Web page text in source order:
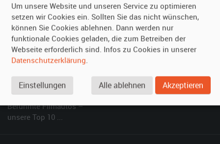
Vermieten
Oldtimer anmelden
Fotos senden
Fragen für Vermieter
Hilfe
Häufige Fragen (FAQ)
So funktioniert's
SPECIAL
Berühmte Filmautos –
unsere Top 10 ...
Um unsere Website und unseren Service zu optimieren
setzen wir Cookies ein. Sollten Sie das nicht wünschen,
können Sie Cookies ablehnen. Dann werden nur
funktionale Cookies geladen, die zum Betreiben der
Webseite erforderlich sind. Infos zu Cookies in unserer
Datenschutzerklärung.
Einstellungen Alle ablehnen Akzeptieren